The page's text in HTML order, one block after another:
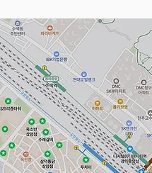
BEYOND THE
WRITTEN